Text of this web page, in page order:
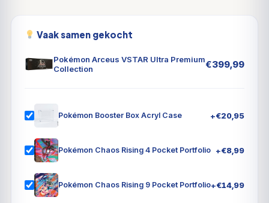
Vaak samen gekocht
Pokémon Arceus VSTAR Ultra Premium
Collection
€399,99
Pokémon Booster Box Acryl Case +€20,95
Pokémon Chaos Rising 4 Pocket Portfolio +€8,99
Pokémon Chaos Rising 9 Pocket Portfolio+€14,99